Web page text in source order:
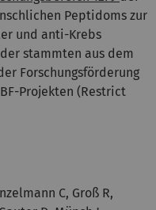
Peptidoms zur
und anti-Krebs
stammten aus dem
Forschungsförderung
Projekten (Restrict
C, Groß R,